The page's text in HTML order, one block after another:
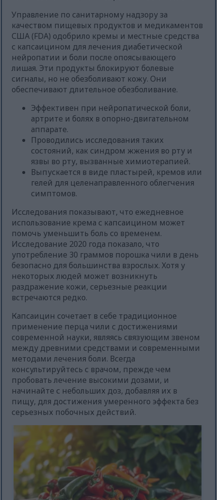
Управление по санитарному надзору за
качеством пищевых продуктов и медикаментов
США (FDA) одобрило кремы и местные средства
с капсаицином для лечения диабетической
нейропатии и боли после опоясывающего
лишая. Эти продукты блокируют болевые
сигналы, но не обезболивают кожу. Они
обеспечивают длительное обезболивание.
Эффективен при нейропатической боли,
артрите и болях в опорно-двигательном
аппарате.
Проводились исследования таких
состояний, как синдром жжения во рту и
язвы во рту, вызванные химиотерапией.
Выпускается в виде пластырей, кремов или
гелей для целенаправленного облегчения
симптомов.
Исследования показывают, что ежедневное
использование крема с капсаицином может
помочь уменьшить боль со временем.
Исследование 2020 года показало, что
употребление 30 граммов порошка чили в день
безопасно для большинства взрослых. Хотя у
некоторых людей может возникнуть
раздражение кожи, серьезные реакции
встречаются редко.
Капсаицин сочетает в себе традиционное
применение перца чили с достижениями
современной науки, являясь связующим звеном
между древними средствами и современными
методами лечения боли. Всегда
консультируйтесь с врачом, прежде чем
пробовать лечение высокими дозами, и
начинайте с небольших доз, добавляя их в
пищу, для достижения умеренного эффекта без
серьезных побочных действий.